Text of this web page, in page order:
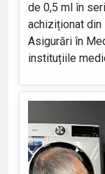
de 0,5 ml în
achiziționat din
Asigurări în
instituțiile